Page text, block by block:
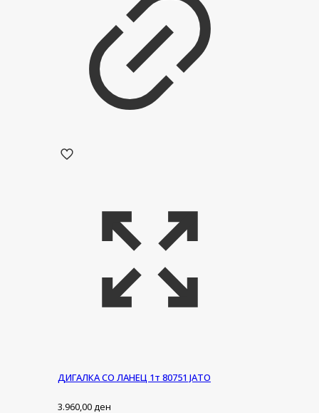
ДИГАЛКА СО ЛАНЕЦ 1т 80751 ЈАТО
3.960,00ден